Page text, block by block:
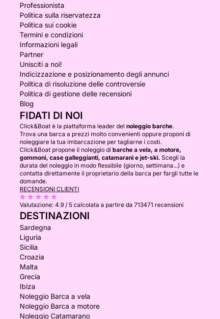
Professionista
Politica sulla riservatezza
Politica sui cookie
Termini e condizioni
Informazioni legali
Partner
Unisciti a noi!
Indicizzazione e posizionamento degli annunci
Politica di risoluzione delle controversie
Politica di gestione delle recensioni
Blog
FIDATI DI NOI
Click&Boat è la piattaforma leader del noleggio barche.
Trova una barca a prezzi molto convenienti oppure proponi di
noleggiare la tua imbarcazione per tagliarne i costi.
Click&Boat propone il noleggio di barche a vela, a motore,
gommoni, case galleggianti, catamarani e jet-ski. Scegli la
durata del noleggio in modo flessibile (giorno, settimana...) e
contatta direttamente il proprietario della barca per fargli tutte le
domande.
RECENSIONI CLIENTI
Valutazione: 4.9 / 5 calcolata a partire da 713471 recensioni
DESTINAZIONI
Sardegna
Liguria
Sicilia
Croazia
Malta
Grecia
Ibiza
Noleggio Barca a vela
Noleggio Barca a motore
Noleggio Catamarano